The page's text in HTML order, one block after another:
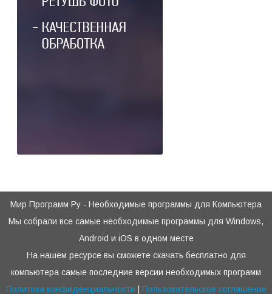
Мир Программ Ру - Необходимые программы для Компьютера
Мы собрали все самые необходимые программы для Windows,
Android и iOS в одном месте
На нашем ресурсе вы сможете скачать бесплатно для
компьютера самые последние версии необходимых программ
Политика конфиденциальности | Пользовательское соглашение